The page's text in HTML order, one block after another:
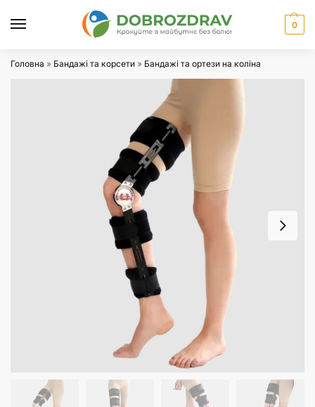
0
Головна » Бандажі та корсети » Бандажі та ортези на коліна